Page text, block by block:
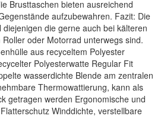
Brusttaschen bieten ausreichend
aufzubewahren. Fazit: Die
die gerne auch bei kälteren
oder Motorrad unterwegs sind.
aus recyceltem Polyester
Polyesterwatte Regular Fit
wasserdichte Blende am zentralen
Thermowattierung, kann als
getragen werden Ergonomische und
Winddichte, verstellbare